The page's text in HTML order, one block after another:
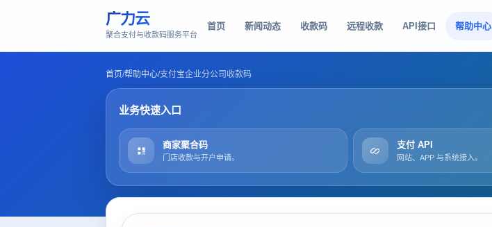
广力云
聚合支付与收款码服务平台
首页 新闻动态 收款码 远程收款 API接口 帮助中心
首页/帮助中心/支付宝企业分公司收款码
业务快速入口
商家聚合码
门店收款与开户申请。
支付 API
网站、APP 与系统接入。